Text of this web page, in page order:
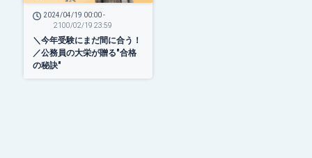
2024/04/19 00:00 -
2100/02/19 23:59
＼今年受験にまだ間に合う！
／公務員の大栄が贈る"合格
の秘訣"